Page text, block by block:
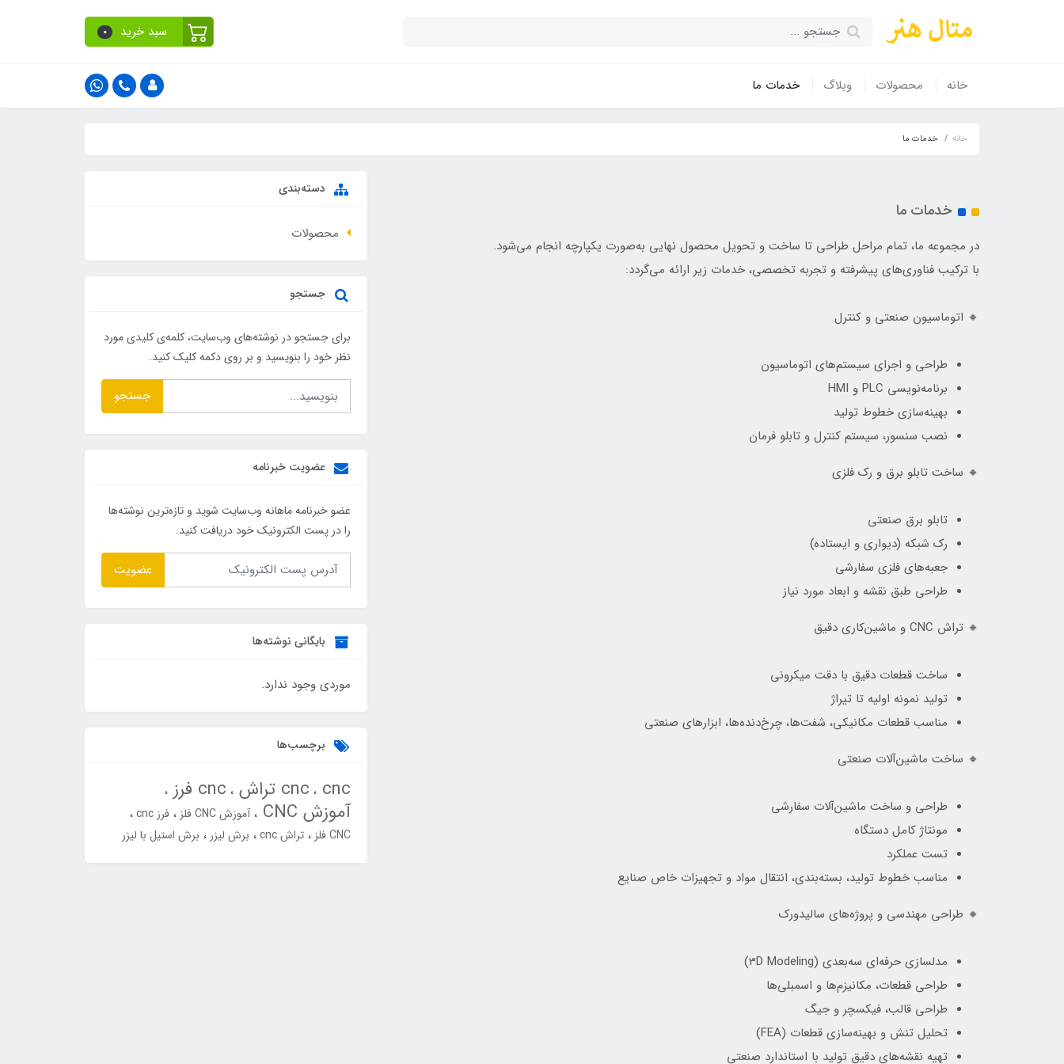
سبد خرید 0
خانه محصولات وبلاگ خدمات ما
خانه خدمات ما
خدمات ما
در مجموعه ما، تمام مراحل طراحی تا ساخت و تحویل محصول نهایی به‌صورت یکپارچه انجام می‌شود.
با ترکیب فناوری‌های پیشرفته و تجربه تخصصی، خدمات زیر ارائه می‌گردد:
🔸 اتوماسیون صنعتی و کنترل
طراحی و اجرای سیستم‌های اتوماسیون
برنامه‌نویسی PLC و HMI
بهینه‌سازی خطوط تولید
نصب سنسور، سیستم کنترل و تابلو فرمان
🔸 ساخت تابلو برق و رک فلزی
تابلو برق صنعتی
رک شبکه (دیواری و ایستاده)
جعبه‌های فلزی سفارشی
طراحی طبق نقشه و ابعاد مورد نیاز
🔸 تراش CNC و ماشین‌کاری دقیق
ساخت قطعات دقیق با دقت میکرونی
تولید نمونه اولیه تا تیراژ
مناسب قطعات مکانیکی، شفت‌ها، چرخ‌دنده‌ها، ابزارهای صنعتی
🔸 ساخت ماشین‌آلات صنعتی
طراحی و ساخت ماشین‌آلات سفارشی
مونتاژ کامل دستگاه
تست عملکرد
مناسب خطوط تولید، بسته‌بندی، انتقال مواد و تجهیزات خاص صنایع
🔸 طراحی مهندسی و پروژه‌های سالیدورک
مدلسازی حرفه‌ای سه‌بعدی (3D Modeling)
طراحی قطعات، مکانیزم‌ها و اسمبلی‌ها
طراحی قالب، فیکسچر و جیگ
تحلیل تنش و بهینه‌سازی قطعات (FEA)
تهیه نقشه‌های دقیق تولید با استاندارد صنعتی
دسته‌بندی
محصولات
جستجو
برای جستجو در نوشته‌های وب‌سایت، کلمه‌ی کلیدی مورد
نظر خود را بنویسید و بر روی دکمه کلیک کنید.
جستجو
عضویت خبرنامه
عضو خبرنامه ماهانه وب‌سایت شوید و تازه‌ترین نوشته‌ها
را در پست الکترونیک خود دریافت کنید.
عضویت
بایگانی نوشته‌ها
موردی وجود ندارد.
برچسب‌ها
cnc cnc تراش
cnc فرز
آموزش CNC
آموزش CNC فلز
فرز cnc
CNC فلز
تراش cnc برش لیزر برش استیل با لیزر